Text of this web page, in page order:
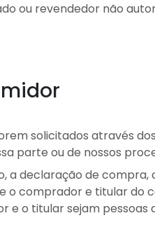
ou revendedor não
solicitados através
parte ou de nossos
a declaração de compra,
o comprador e titular do
e o titular sejam pessoas